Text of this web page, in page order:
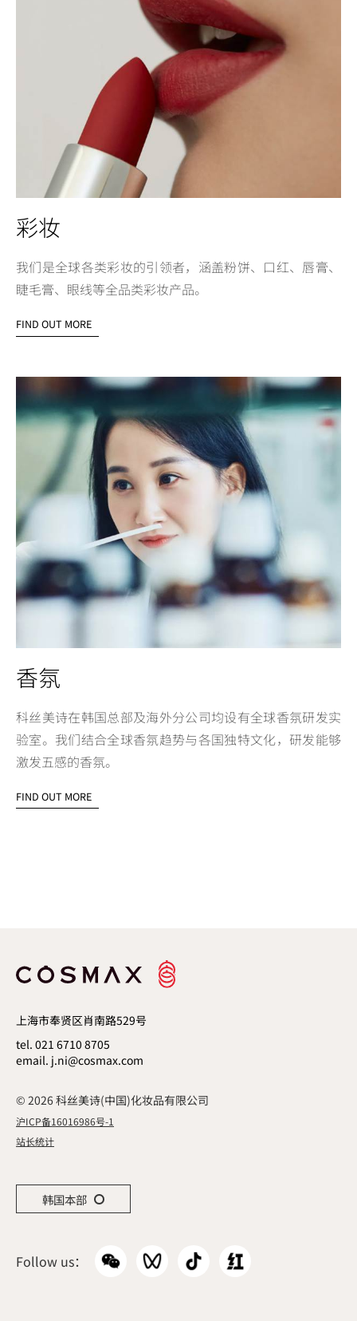
彩妆
我们是全球各类彩妆的引领者，涵盖粉饼、口红、唇膏、
睫毛膏、眼线等全品类彩妆产品。
FIND OUT MORE
香氛
科丝美诗在韩国总部及海外分公司均设有全球香氛研发实
验室。我们结合全球香氛趋势与各国独特文化，研发能够
激发五感的香氛。
FIND OUT MORE
上海市奉贤区肖南路529号
tel. 021 6710 8705
email. j.ni@cosmax.com
© 2026 科丝美诗(中国)化妆品有限公司
沪ICP备16016986号-1
站长统计
Follow us：